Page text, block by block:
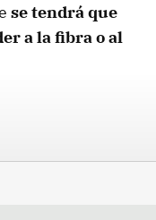
se tendrá que
a la fibra o al